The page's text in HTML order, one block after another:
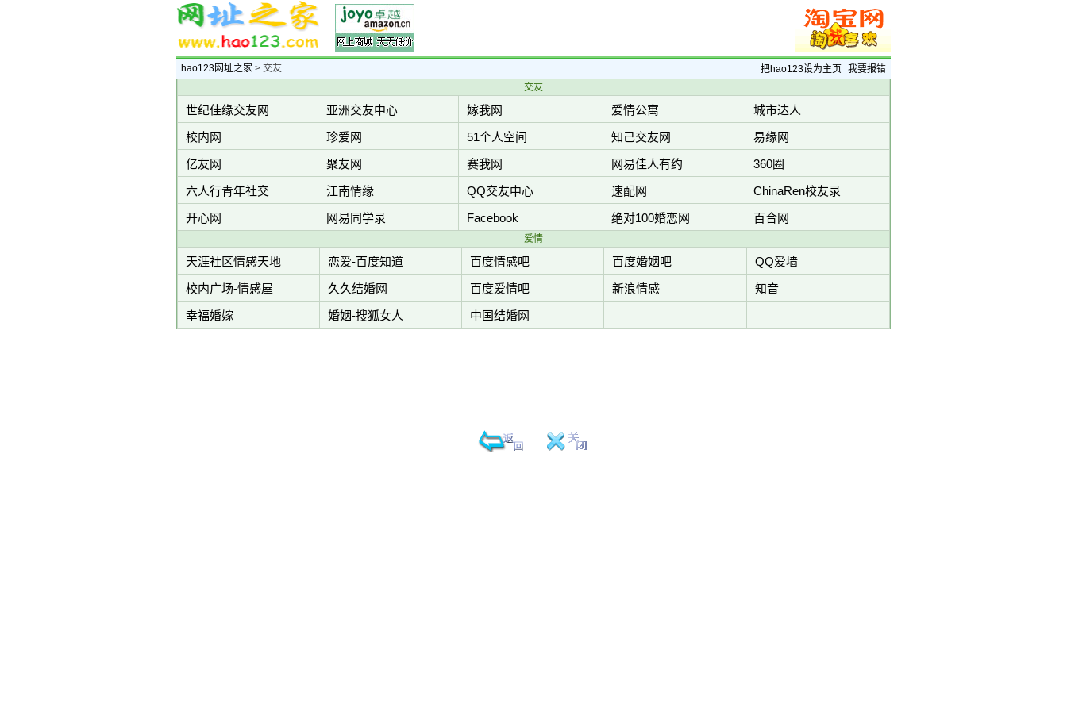
把hao123设为主页 我要报错
hao123网址之家 > 交友
交友
世纪佳缘交友网 亚洲交友中心 嫁我网 爱情公寓
城市达人
校内网
珍爱网 51个人空间 知己交友网
易缘网
亿友网
聚友网 赛我网 网易佳人有约
360圈
六人行青年社交
江南情缘 QQ交友中心 速配网
ChinaRen校友录
开心网
网易同学录 Facebook 绝对100婚恋网 百合网
爱情
天涯社区情感天地 恋爱-百度知道 百度情感吧 百度婚姻吧
QQ爱墙
校内广场-情感屋
久久结婚网 百度爱情吧 新浪情感
知音
幸福婚嫁
婚姻-搜狐女人 中国结婚网